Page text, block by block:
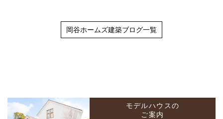
岡谷ホームズ建築ブログ一覧
モデルハウスの
ご案内